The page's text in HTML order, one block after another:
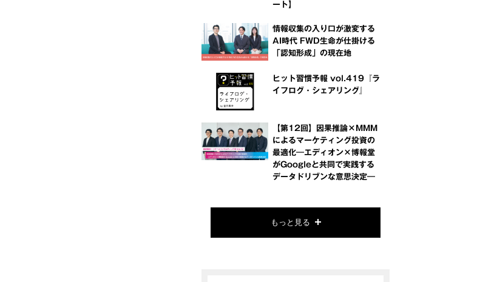
ート】
情報収集の入り口が激変する
AI時代 FWD生命が仕掛ける
「認知形成」の現在地
ヒット習慣予報 vol.419『ラ
イフログ・シェアリング』
【第12回】因果推論×MMM
によるマーケティング投資の
最適化―エディオン×博報堂
がGoogleと共同で実践する
データドリブンな意思決定―
もっと見る